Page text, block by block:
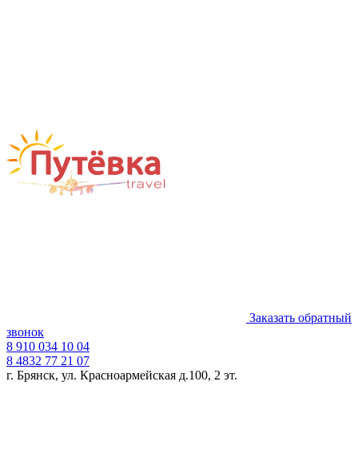
Заказать обратный
звонок
8 910 034 10 04
8 4832 77 21 07
г. Брянск, ул. Красноармейская д.100, 2 эт.